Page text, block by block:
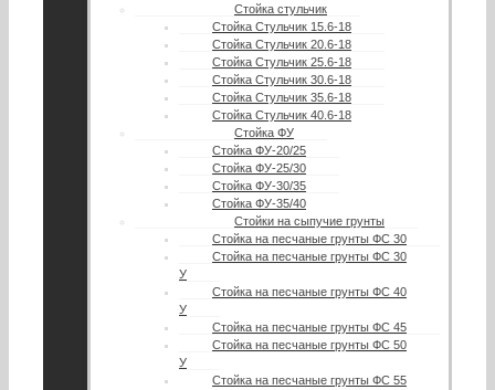
Стойка стульчик
Стойка Стульчик 15.6-18
Стойка Стульчик 20.6-18
Стойка Стульчик 25.6-18
Стойка Стульчик 30.6-18
Стойка Стульчик 35.6-18
Стойка Стульчик 40.6-18
Стойка ФУ
Стойка ФУ-20/25
Стойка ФУ-25/30
Стойка ФУ-30/35
Стойка ФУ-35/40
Стойки на сыпучие грунты
Стойка на песчаные грунты ФС 30
Стойка на песчаные грунты ФС 30
У
Стойка на песчаные грунты ФС 40
У
Стойка на песчаные грунты ФС 45
Стойка на песчаные грунты ФС 50
У
Стойка на песчаные грунты ФС 55